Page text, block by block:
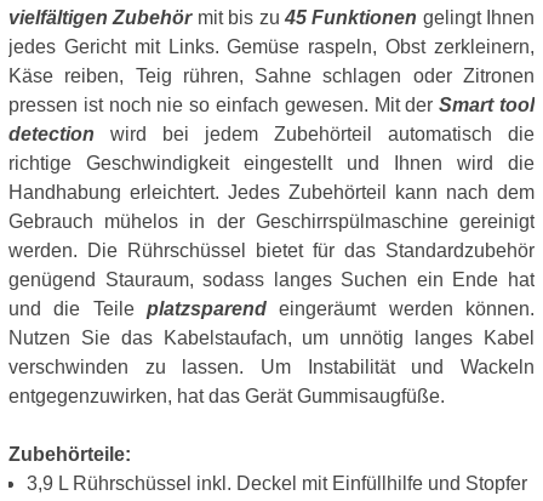
vielfältigen Zubehörmit bis zu45 Funktionen gelingt Ihnen
jedes Gericht mit Links. Gemüse raspeln, Obst zerkleinern,
Käse reiben, Teig rühren, Sahne schlagen oder Zitronen
pressen ist noch nie so einfach gewesen. Mit derSmart tool
detection wird bei jedem Zubehörteil automatisch die
richtige Geschwindigkeit eingestellt und Ihnen wird die
Handhabung erleichtert. Jedes Zubehörteil kann nach dem
Gebrauch mühelos in der Geschirrspülmaschine gereinigt
werden. Die Rührschüssel bietet für das Standardzubehör
genügend Stauraum, sodass langes Suchen ein Ende hat
und die Teile platzsparend eingeräumt werden können.
Nutzen Sie das Kabelstaufach, um unnötig langes Kabel
verschwinden zu lassen. Um Instabilität und Wackeln
entgegenzuwirken, hat das Gerät Gummisaugfüße.
Zubehörteile:
3,9 L Rührschüssel inkl. Deckel mit Einfüllhilfe und Stopfer